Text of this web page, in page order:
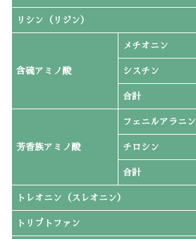
リシン（リジン）
含硫アミノ酸
メチオニン
シスチン
合計
芳香族アミノ酸
フェニルアラニン
チロシン
合計
トレオニン（スレオニン）
トリプトファン